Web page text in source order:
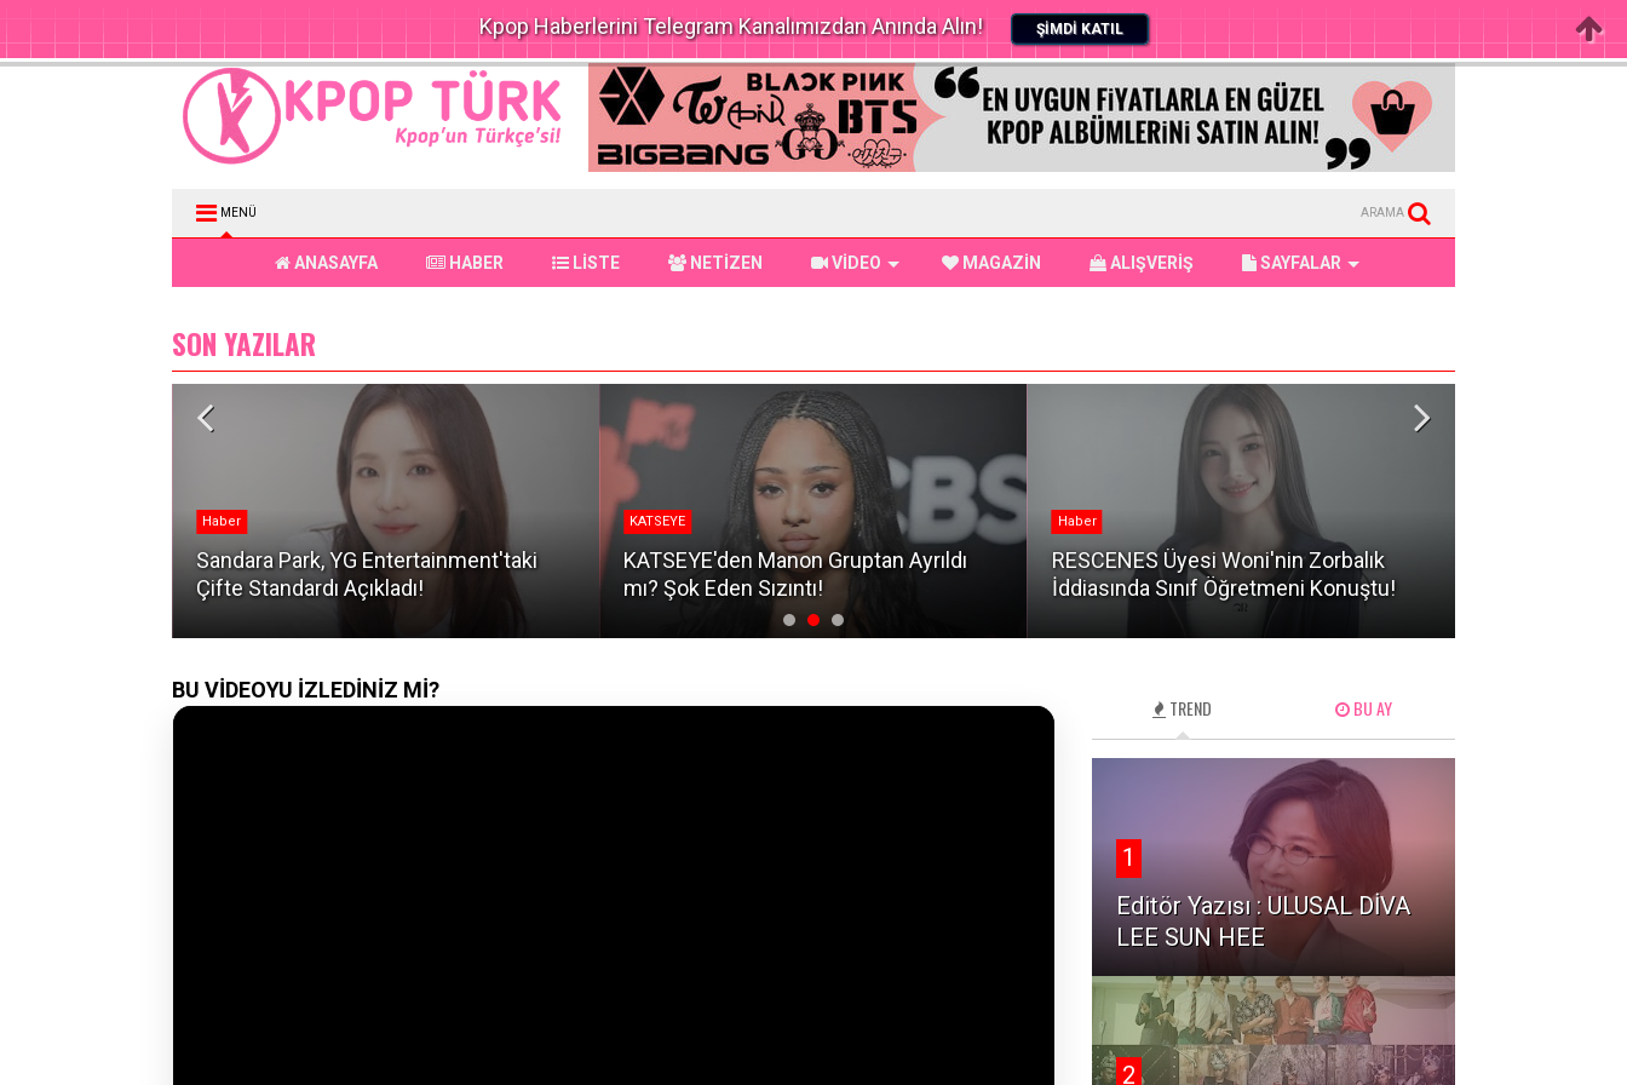
MENÜ ARAMA
ANASAYFA HABER LİSTE NETİZEN VİDEO MAGAZİN ALIŞVERİŞ SAYFALAR
SON YAZILAR
Haber
Sandara Park, YG Entertainment'taki
Çifte Standardı Açıkladı!
KATSEYE
KATSEYE'den Manon Gruptan Ayrıldı
mı? Şok Eden Sızıntı!
Haber
RESCENES Üyesi Woni'nin Zorbalık
İddiasında Sınıf Öğretmeni Konuştu!
BU VİDEOYU İZLEDİNİZ Mİ?
TREND BU AY
1
Editör Yazısı : ULUSAL DİVA
LEE SUN HEE
2
Kpop Haberlerini Telegram Kanalımızdan Anında Alın! ŞİMDİ KATIL